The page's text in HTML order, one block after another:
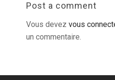
Post a comment
Vous devez vous
un commentaire.